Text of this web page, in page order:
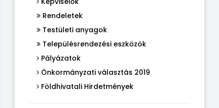
Rendeletek
Testületi anyagok
Településrendezési eszközök
Pályázatok
Önkormányzati választás 2019
Földhivatali Hirdetmények